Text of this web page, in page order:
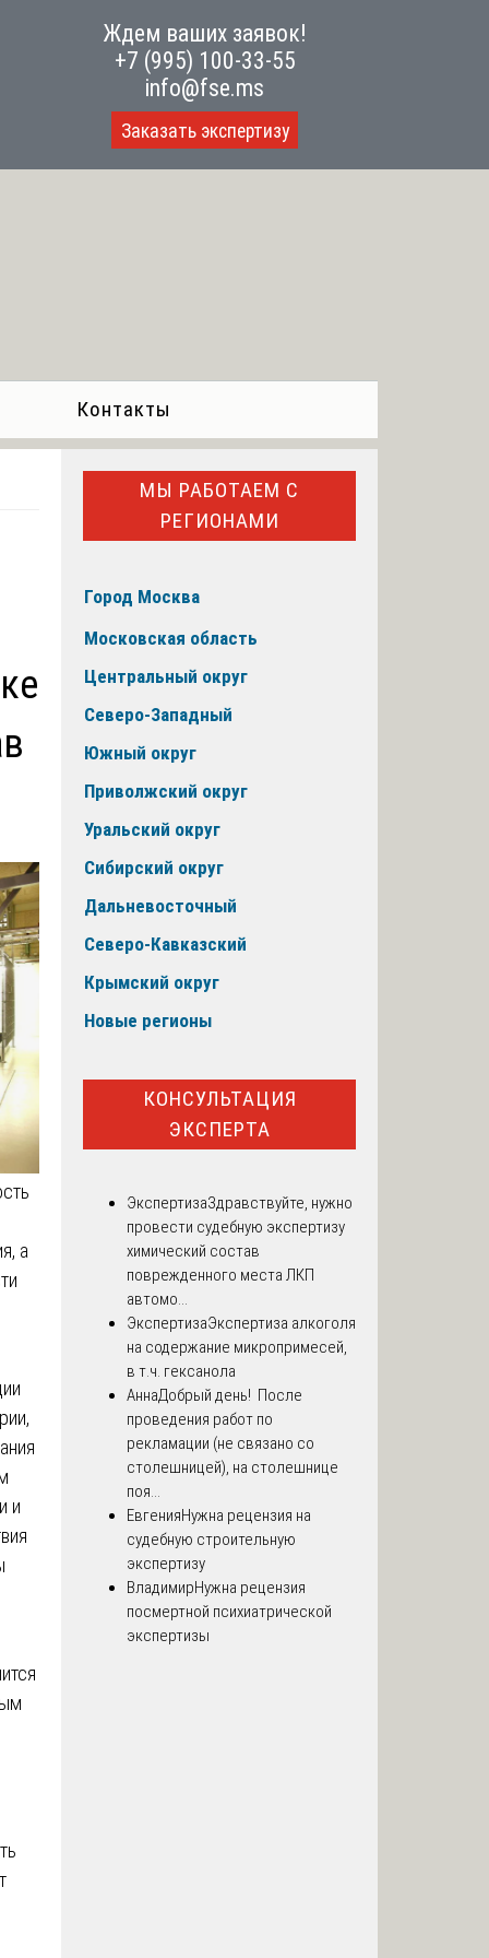
Ждем ваших заявок!
+7 (995) 100-33-55
info@fse.ms
Заказать экспертизу
Контакты
а
и
МЫ РАБОТАЕМ С
РЕГИОНАМИ
Город Москва
Московская область
Центральный округ
Северо-Западный
Южный округ
Приволжский округ
Уральский округ
Сибирский округ
Дальневосточный
Северо-Кавказский
Крымский округ
Новые регионы
КОНСУЛЬТАЦИЯ
ЭКСПЕРТА
ЭкспертизаЗдравствуйте, нужно
провести судебную экспертизу
химический состав
поврежденного места ЛКП
автомо...
ЭкспертизаЭкспертиза алкоголя
на содержание микропримесей,
в т.ч. гексанола
АннаДобрый день! После
проведения работ по
рекламации (не связано со
столешницей), на столешнице
поя...
ЕвгенияНужна рецензия на
судебную строительную
экспертизу
ВладимирНужна рецензия
посмертной психиатрической
экспертизы